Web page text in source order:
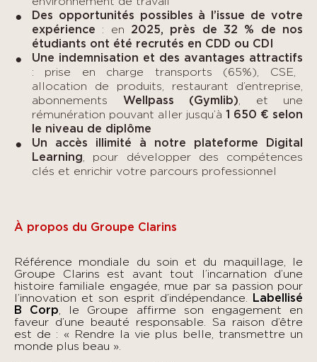
Des opportunités possibles à l’issue de votre
expérience
: en 2025, près de 32 % de nos
étudiants ont été recrutés en CDD ou CDI
Une indemnisation et des avantages attractifs
: prise en charge transports (65%), CSE,
allocation de produits, restaurant d’entreprise,
abonnements Wellpass (Gymlib)
et une
rémunération pouvant aller jusqu’à 1 650 € selon
le niveau de diplôme
Un accès illimité à notre plateforme Digital
Learning , pour développer des compétences
clés et enrichir votre parcours professionnel
À propos du Groupe Clarins
Référence mondiale du soin et du maquillage, le
Groupe Clarins est avant tout l’incarnation d’une
histoire familiale engagée, mue par sa passion pour
l’innovation et son esprit d’indépendance.
Labellisé
B Corp , le Groupe affirme son engagement en
faveur d’une beauté responsable. Sa raison d’être
est de : « Rendre la vie plus belle, transmettre un
monde plus beau ».